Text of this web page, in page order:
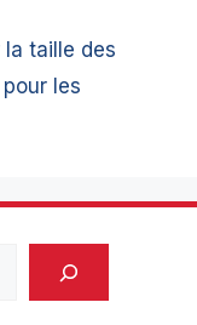
taille des
les